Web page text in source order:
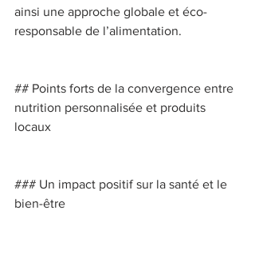
ainsi une approche globale et éco-
responsable de l’alimentation.
## Points forts de la convergence entre
nutrition personnalisée et produits
locaux
### Un impact positif sur la santé et le
bien-être